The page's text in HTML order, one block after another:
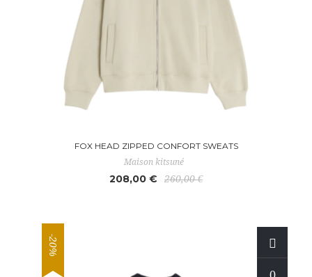
FOX HEAD ZIPPED CONFORT SWEATS
Maison kitsuné
208,00 € 260,00 €
-20%